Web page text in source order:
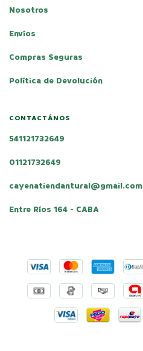
Nosotros
Envíos
Compras Seguras
Política de Devolución
CONTACTÁNOS
541121732649
01121732649
cayenatiendantural@gmail.com
Entre Ríos 164 - CABA